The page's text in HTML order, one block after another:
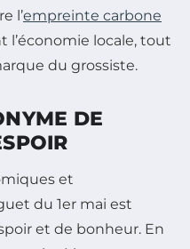
l’empreinte carbone
l’économie locale, tout
du grossiste.
DE
et
du 1er mai est
et de bonheur. En